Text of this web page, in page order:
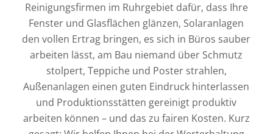
Reinigungsfirmen im Ruhrgebiet dafür, dass Ihre
Fenster und Glasflächen glänzen, Solaranlagen
den vollen Ertrag bringen, es sich in Büros sauber
arbeiten lässt, am Bau niemand über Schmutz
stolpert, Teppiche und Poster strahlen,
Außenanlagen einen guten Eindruck hinterlassen
und Produktionsstätten gereinigt produktiv
arbeiten können – und das zu fairen Kosten. Kurz